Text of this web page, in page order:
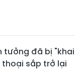
tưởng đã bị "khai
sắp trở lại